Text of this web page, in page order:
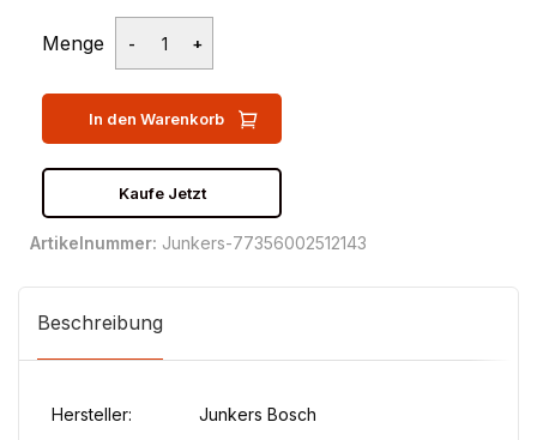
Menge
In den Warenkorb
Kaufe Jetzt
Artikelnummer: Junkers-77356002512143
Beschreibung
Hersteller: Junkers Bosch